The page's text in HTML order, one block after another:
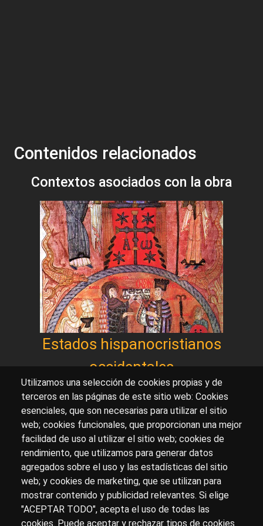
Contenidos relacionados
Contextos asociados con la obra
Estados hispanocristianos
occidentales
Sobre artehistoria.com
Para ponerte en contacto con nosotros, escríbenos en
el formulario decontacto
Accesibilidad
Aviso Legal Privacidad
Utilizamos una selección de cookies propias y de
terceros en las páginas de este sitio web: Cookies
esenciales, que son necesarias para utilizar el sitio
web; cookies funcionales, que proporcionan una mejor
facilidad de uso al utilizar el sitio web; cookies de
rendimiento, que utilizamos para generar datos
agregados sobre el uso y las estadísticas del sitio
web; y cookies de marketing, que se utilizan para
mostrar contenido y publicidad relevantes. Si elige
"ACEPTAR TODO", acepta el uso de todas las
cookies. Puede aceptar y rechazar tipos de cookies